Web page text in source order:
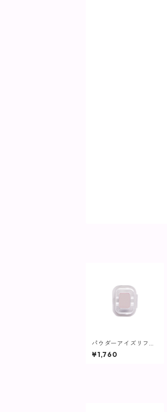
パウダーアイズリフィ
ル PK03P / ベビーピ
ンク【ヴィプランツ】
¥1,760